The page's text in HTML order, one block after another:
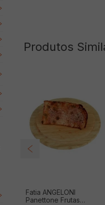
Produtos
Fatia ANGELONI
Panettone Frutas